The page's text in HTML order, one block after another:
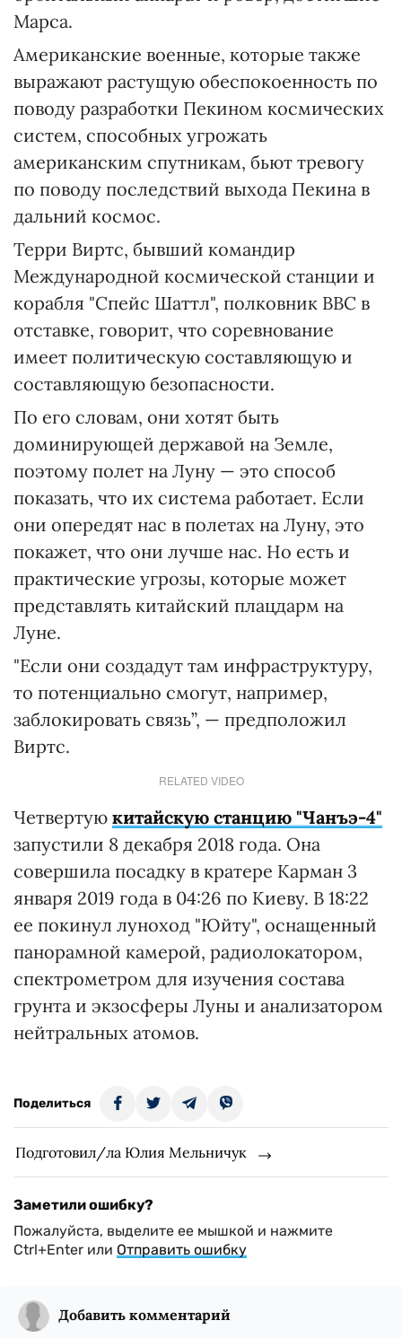
Марса.
Американские военные, которые также
выражают растущую обеспокоенность по
поводу разработки Пекином космических
систем, способных угрожать
американским спутникам, бьют тревогу
по поводу последствий выхода Пекина в
дальний космос.
Терри Виртс, бывший командир
Международной космической станции и
корабля "Спейс Шаттл", полковник ВВС в
отставке, говорит, что соревнование
имеет политическую составляющую и
составляющую безопасности.
По его словам, они хотят быть
доминирующей державой на Земле,
поэтому полет на Луну — это способ
показать, что их система работает. Если
они опередят нас в полетах на Луну, это
покажет, что они лучше нас. Но есть и
практические угрозы, которые может
представлять китайский плацдарм на
Луне.
"Если они создадут там инфраструктуру,
то потенциально смогут, например,
заблокировать связь”, — предположил
Виртс.
RELATED VIDEO
Четвертую китайскую станцию "Чанъэ-4"
запустили 8 декабря 2018 года. Она
совершила посадку в кратере Карман 3
января 2019 года в 04:26 по Киеву. В 18:22
ее покинул луноход "Юйту", оснащенный
панорамной камерой, радиолокатором,
спектрометром для изучения состава
грунта и экзосферы Луны и анализатором
нейтральных атомов.
Поделиться
Подготовил/ла Юлия Мельничук
Заметили ошибку?
Пожалуйста, выделите ее мышкой и нажмите
Ctrl+Enter или Отправить ошибку
Добавить комментарий